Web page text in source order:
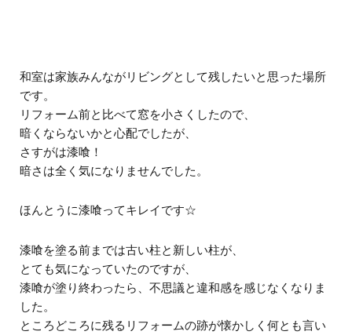
和室は家族みんながリビングとして残したいと思った場所
です。
リフォーム前と比べて窓を小さくしたので、
暗くならないかと心配でしたが、
さすがは漆喰！
暗さは全く気になりませんでした。
ほんとうに漆喰ってキレイです☆
漆喰を塗る前までは古い柱と新しい柱が、
とても気になっていたのですが、
漆喰が塗り終わったら、不思議と違和感を感じなくなりま
した。
ところどころに残るリフォームの跡が懐かしく何とも言い